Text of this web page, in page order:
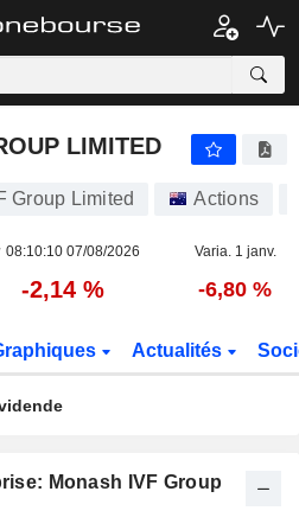
LIMITED
Group Limited Actions
08:10:10 07/08/2026 Varia. 1 janv.
-2,14 % -6,80 %
Actualités
Monash IVF Group